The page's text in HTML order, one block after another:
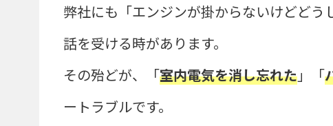
弊社にも「エンジンが掛からないけどど
話を受ける時があります。
その殆どが、「室内電気を消し忘れた」「
ートラブルです。